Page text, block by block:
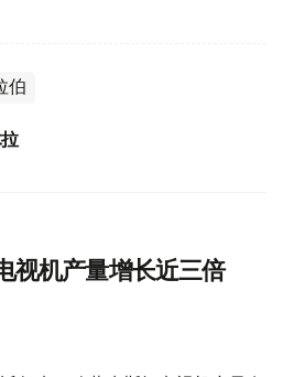
伯
视机产量增长近三倍